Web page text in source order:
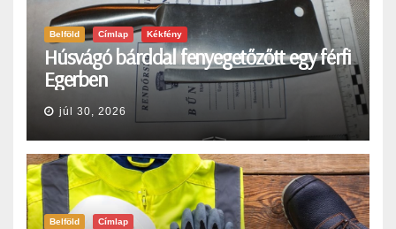
Belföld Címlap Kékfény
Húsvágó bárddal fenyegetőzőtt egy férfi
Egerben
júl 30, 2026
Belföld Címlap